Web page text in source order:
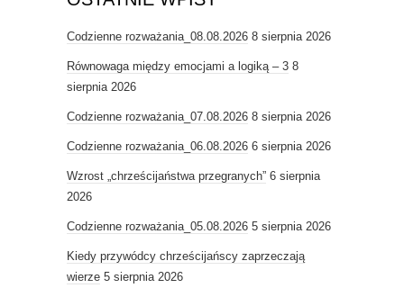
Codzienne rozważania_08.08.2026 8 sierpnia 2026
Równowaga między emocjami a logiką – 3 8
sierpnia 2026
Codzienne rozważania_07.08.2026 8 sierpnia 2026
Codzienne rozważania_06.08.2026 6 sierpnia 2026
Wzrost „chrześcijaństwa przegranych” 6 sierpnia
2026
Codzienne rozważania_05.08.2026 5 sierpnia 2026
Kiedy przywódcy chrześcijańscy zaprzeczają
wierze 5 sierpnia 2026